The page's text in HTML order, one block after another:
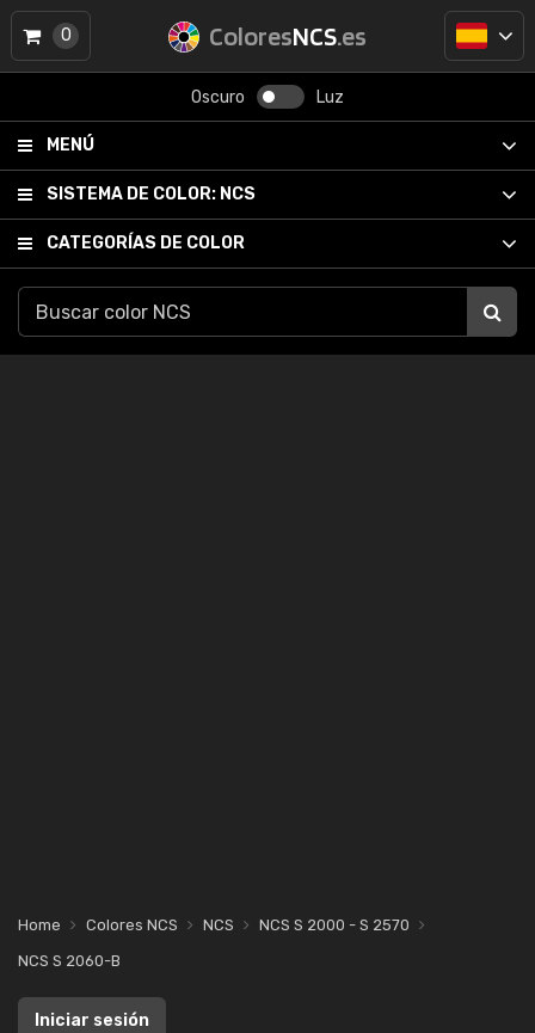
ColoresNCS.es
Oscuro Luz
MENÚ
SISTEMA DE COLOR: NCS
CATEGORÍAS DE COLOR
0
Home Colores NCS NCS
NCS S 2000 - S 2570
NCS S 2060-B
Iniciar sesión